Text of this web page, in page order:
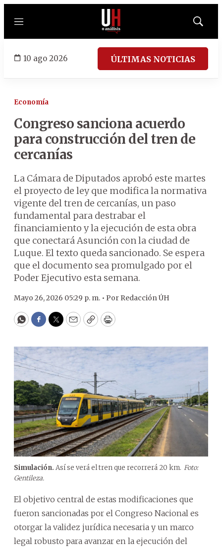
Menú
Mostrar
10 ago 2026 ÚLTIMAS NOTICIAS
Economía
Congreso sanciona acuerdo
para construcción del tren de
cercanías
La Cámara de Diputados aprobó este martes
el proyecto de ley que modifica la normativa
vigente del tren de cercanías, un paso
fundamental para destrabar el
financiamiento y la ejecución de esta obra
que conectará Asunción con la ciudad de
Luque. El texto queda sancionado. Se espera
que el documento sea promulgado por el
Poder Ejecutivo esta semana.
Mayo 26, 2026 05:29 p. m. • Por Redacción ÚH
WhatsApp
Facebook
Twitter
EmailCopyPrint
Simulación. Así se verá el tren que recorrerá 20 km. Foto:
Gentileza.
El objetivo central de estas modificaciones que
fueron sancionadas por el Congreso Nacional es
otorgar la validez jurídica necesaria y un marco
legal robusto para avanzar en la ejecución del